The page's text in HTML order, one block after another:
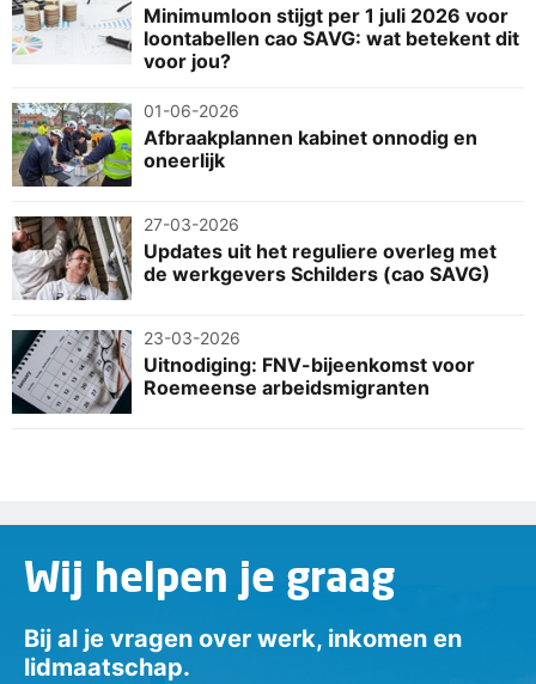
Minimumloon stijgt per 1 juli 2026 voor
loontabellen cao SAVG: wat betekent dit
voor jou?
01-06-2026
Afbraakplannen kabinet onnodig en
oneerlijk
27-03-2026
Updates uit het reguliere overleg met
de werkgevers Schilders (cao SAVG)
23-03-2026
Uitnodiging: FNV-bijeenkomst voor
Roemeense arbeidsmigranten
Wij helpen je graag
Bij al je vragen over werk, inkomen en
lidmaatschap.